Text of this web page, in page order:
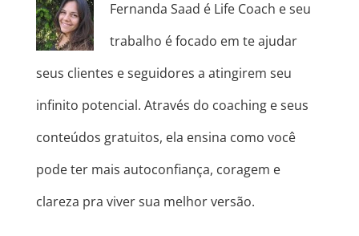
Fernanda Saad é Life Coach e seu
trabalho é focado em te ajudar
seus clientes e seguidores a atingirem seu
infinito potencial. Através do coaching e seus
conteúdos gratuitos, ela ensina como você
pode ter mais autoconfiança, coragem e
clareza pra viver sua melhor versão.